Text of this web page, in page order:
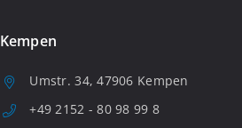
Kempen
Umstr. 34, 47906 Kempen
+49 2152 - 80 98 99 8